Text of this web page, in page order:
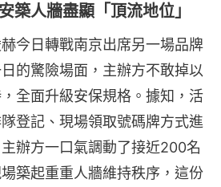
築人牆盡顯「頂流地位」
今日轉戰南京出席另一場品牌
的驚險場面，主辦方不敢掉以
全面升級安保規格。據知，活
登記、現場領取號碼牌方式進
辦方一口氣調動了接近200名
築起重重人牆維持秩序，這份